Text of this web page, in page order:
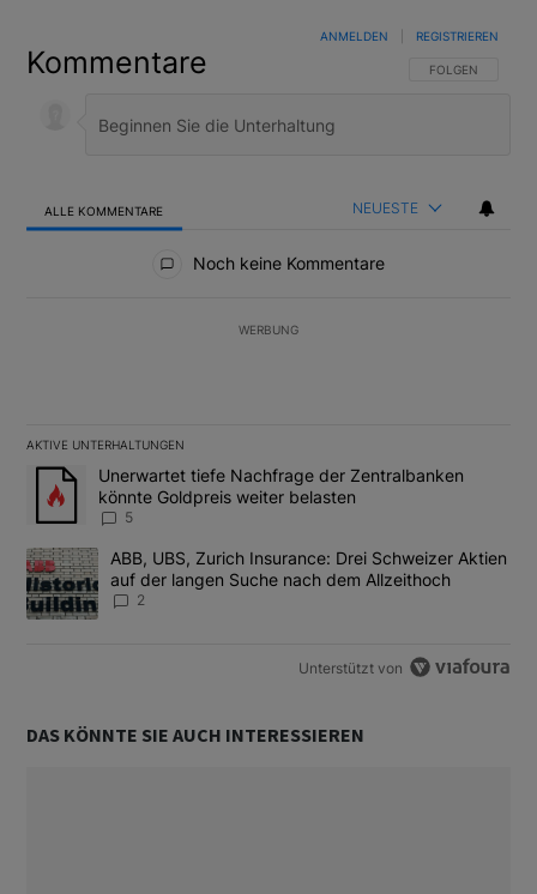
Kommentare FOLGE DIESER
FOLGEN
ANMELDEN REGISTRIEREN
ALLE KOMMENTARE NEUESTE
Noch keine Kommentare
WERBUNG
AKTIVE UNTERHALTUNGEN
Das Folgende ist eine Liste der am meisten kommentierten
Ein Trendartikel mit dem Titel "Unerwartet tiefe Nachfrage der
Unerwartet tiefe Nachfrage der Zentralbanken
könnte Goldpreis weiter belasten
5
Ein Trendartikel mit dem Titel "ABB, UBS, Zurich Insurance:
ABB, UBS, Zurich Insurance: Drei Schweizer Aktien
auf der langen Suche nach dem Allzeithoch
2
Unterstützt von
DAS KÖNNTE SIE AUCH INTERESSIEREN